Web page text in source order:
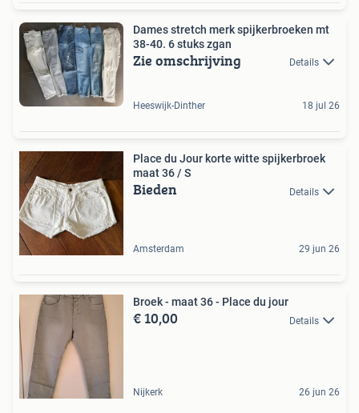
Dames stretch merk spijkerbroeken mt
38-40. 6 stuks zgan
Zie omschrijving Details
Heeswijk-Dinther 18 jul 26
Place du Jour korte witte spijkerbroek
maat 36 / S
Bieden Details
Amsterdam 29 jun 26
Broek - maat 36 - Place du jour
€ 10,00 Details
Nijkerk 26 jun 26